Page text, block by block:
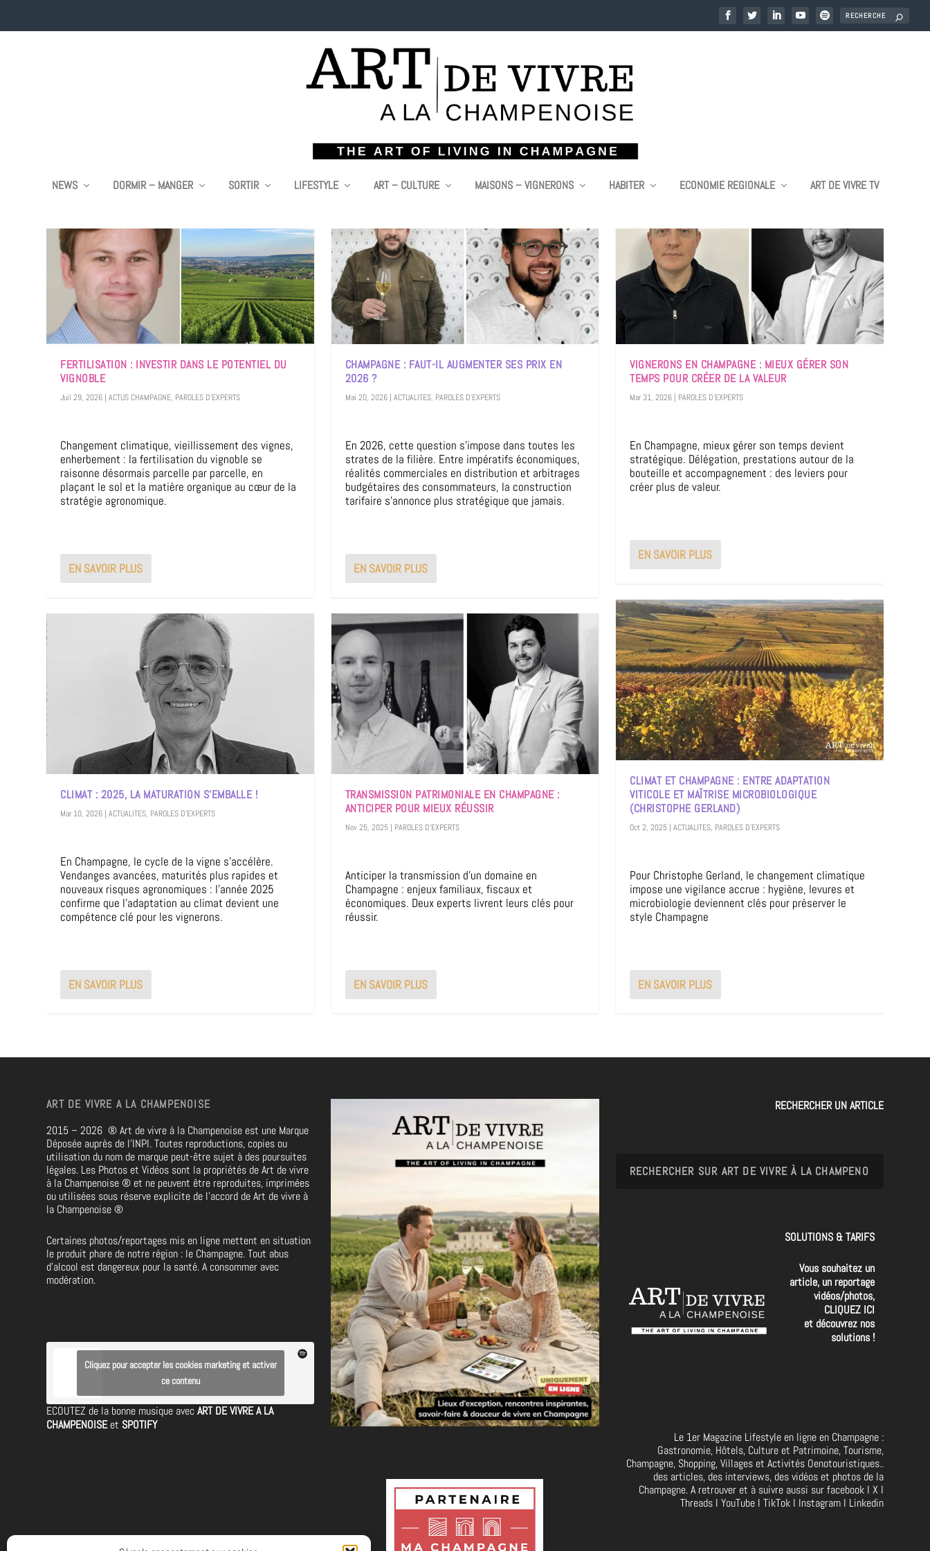
NEWS DORMIR – MANGER SORTIR LIFESTYLE ART – CULTURE MAISONS – VIGNERONS HABITER ECONOMIE REGIONALE ART DE VIVRE TV
FERTILISATION : INVESTIR DANS LE POTENTIEL DU
VIGNOBLE
Juil 29, 2026 |ACTUS CHAMPAGNE, PAROLES D'EXPERTS
Changement climatique, vieillissement des vignes,
enherbement : la fertilisation du vignoble se
raisonne désormais parcelle par parcelle, en
plaçant le sol et la matière organique au cœur de la
stratégie agronomique.
EN SAVOIR PLUS
CLIMAT : 2025, LA MATURATION S’EMBALLE !
Mar 10, 2026 |ACTUALITES, PAROLES D'EXPERTS
En Champagne, le cycle de la vigne s’accélère.
Vendanges avancées, maturités plus rapides et
nouveaux risques agronomiques : l’année 2025
confirme que l’adaptation au climat devient une
compétence clé pour les vignerons.
EN SAVOIR PLUS
CHAMPAGNE : FAUT-IL AUGMENTER SES PRIX EN
2026 ?
Mai 20, 2026| ACTUALITES, PAROLES D'EXPERTS
En 2026, cette question s’impose dans toutes les
strates de la filière. Entre impératifs économiques,
réalités commerciales en distribution et arbitrages
budgétaires des consommateurs, la construction
tarifaire s’annonce plus stratégique que jamais.
EN SAVOIR PLUS
TRANSMISSION PATRIMONIALE EN CHAMPAGNE :
ANTICIPER POUR MIEUX RÉUSSIR
Nov 25, 2025| PAROLES D'EXPERTS
Anticiper la transmission d’un domaine en
Champagne : enjeux familiaux, fiscaux et
économiques. Deux experts livrent leurs clés pour
réussir.
EN SAVOIR PLUS
VIGNERONS EN CHAMPAGNE : MIEUX GÉRER SON
TEMPS POUR CRÉER DE LA VALEUR
Mar 31, 2026 | PAROLES D'EXPERTS
En Champagne, mieux gérer son temps devient
stratégique. Délégation, prestations autour de la
bouteille et accompagnement : des leviers pour
créer plus de valeur.
EN SAVOIR PLUS
CLIMAT ET CHAMPAGNE : ENTRE ADAPTATION
VITICOLE ET MAÎTRISE MICROBIOLOGIQUE
(CHRISTOPHE GERLAND)
Oct 2, 2025 |ACTUALITES, PAROLES D'EXPERTS
Pour Christophe Gerland, le changement climatique
impose une vigilance accrue : hygiène, levures et
microbiologie deviennent clés pour préserver le
style Champagne
EN SAVOIR PLUS
ART DE VIVRE A LA CHAMPENOISE
2015 – 2026®Art de vivre à la Champenoise est une Marque
Déposée auprès de l’INPI. Toutes reproductions, copies ou
utilisation du nom de marque peut-être sujet à des poursuites
légales. Les Photos et Vidéos sont la propriétés de Art de vivre
à la Champenoise® et ne peuvent être reproduites, imprimées
ou utilisées sous réserve explicite de l’accord de Art de vivre à
la Champenoise®
Certaines photos/reportages mis en ligne mettent en situation
le produit phare de notre région : le Champagne. Tout abus
d’alcool est dangereux pour la santé. A consommer avec
modération.
Cliquez pour accepter les cookies marketing et activer
ce contenu
ECOUTEZ de la bonne musique avecART DE VIVRE A LA
CHAMPENOISEet SPOTIFY
RECHERCHER UN ARTICLE
SOLUTIONS & TARIFS
Vous souhaitez un
article, un reportage
vidéos/photos,
CLIQUEZ ICI
et découvrez nos
solutions !
Le 1er Magazine Lifestyle en ligne en Champagne :
Gastronomie, Hôtels, Culture et Patrimoine, Tourisme,
Champagne, Shopping, Villages et Activités Oenotouristiques..
des articles, des interviews, des vidéos et photos de la
Champagne. A retrouver et à suivre aussi sur facebook I X I
Threads I YouTube I TikTok I Instagram I Linkedin